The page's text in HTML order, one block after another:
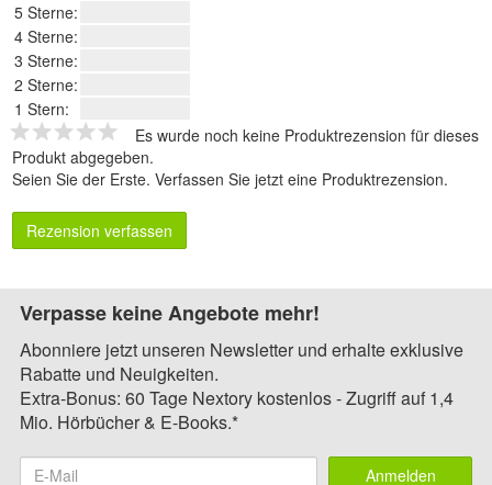
5 Sterne:
4 Sterne:
3 Sterne:
2 Sterne:
1 Stern:
Es wurde noch keine Produktrezension für dieses
Produkt abgegeben.
Seien Sie der Erste. Verfassen Sie jetzt eine Produktrezension.
Rezension verfassen
Verpasse keine Angebote mehr!
Abonniere jetzt unseren Newsletter und erhalte exklusive
Rabatte und Neuigkeiten.
Extra-Bonus: 60 Tage Nextory kostenlos - Zugriff auf 1,4
Mio. Hörbücher & E-Books.*
Anmelden